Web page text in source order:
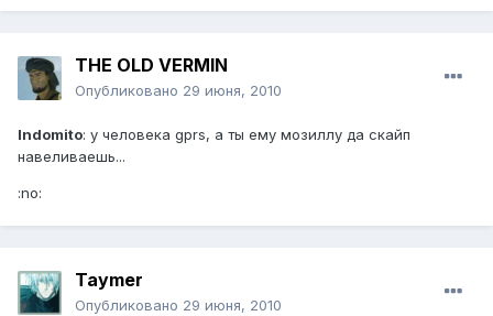
THE OLD VERMIN
Опубликовано 29 июня, 2010
Indomito: у человека gprs, a ты ему мозиллу да скайп
навеливаешь...
:no:
Taymer
Опубликовано 29 июня, 2010